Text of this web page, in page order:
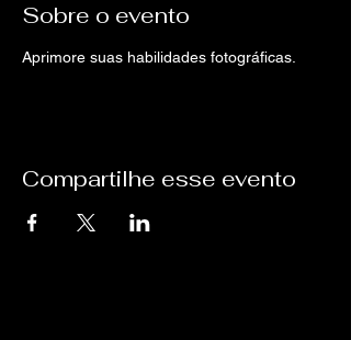
Sobre o evento
Aprimore suas habilidades fotográficas.
Compartilhe esse evento